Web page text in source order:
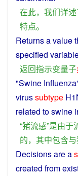
在此， 我们详述
特点。
Returnsavalue
specified
返回指示变量子
"Swine Influenza
virussubtype
related to swine
“猪流感”是由于
的， 其中包含与
Decisionsare a
created from